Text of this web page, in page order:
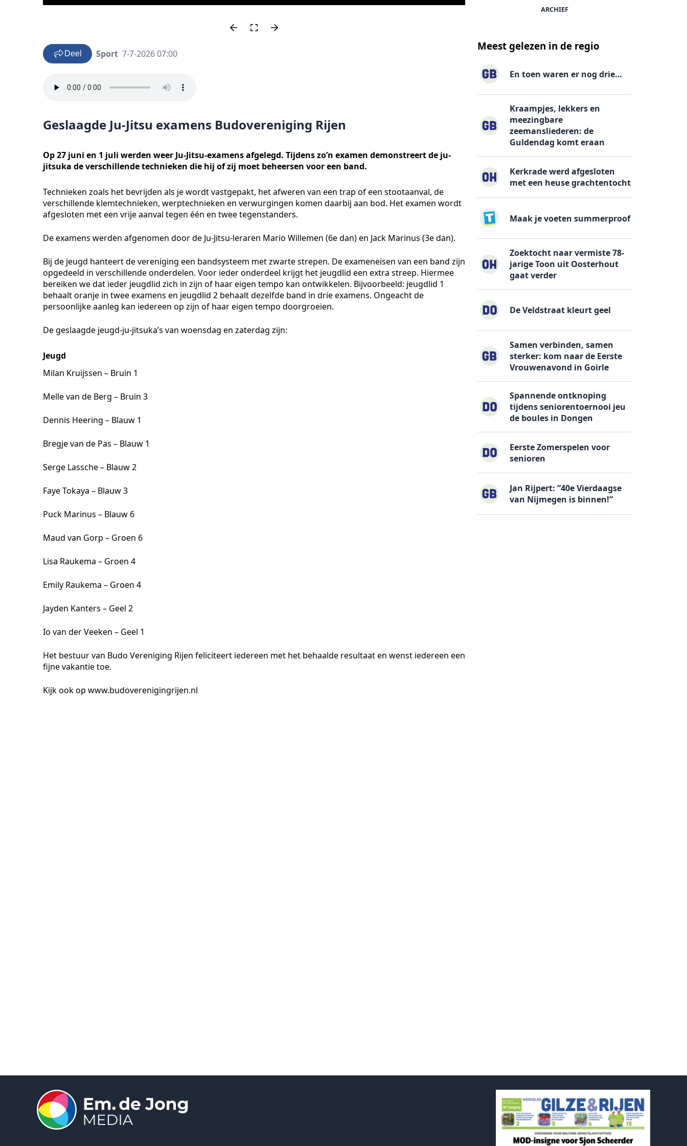
Deel Sport 7-7-2026 07:00
Geslaagde Ju-Jitsu examens Budovereniging Rijen
Op 27 juni en 1 juli werden weer Ju-Jitsu-examens afgelegd. Tijdens zo’n examen demonstreert de ju-
jitsuka de verschillende technieken die hij of zij moet beheersen voor een band.
Technieken zoals het bevrijden als je wordt vastgepakt, het afweren van een trap of een stootaanval, de
verschillende klemtechnieken, werptechnieken en verwurgingen komen daarbij aan bod. Het examen wordt
afgesloten met een vrije aanval tegen één en twee tegenstanders.
De examens werden afgenomen door de Ju-Jitsu-leraren Mario Willemen (6e dan) en Jack Marinus (3e dan).
Bij de jeugd hanteert de vereniging een bandsysteem met zwarte strepen. De exameneisen van een band zijn
opgedeeld in verschillende onderdelen. Voor ieder onderdeel krijgt het jeugdlid een extra streep. Hiermee
bereiken we dat ieder jeugdlid zich in zijn of haar eigen tempo kan ontwikkelen. Bijvoorbeeld: jeugdlid 1
behaalt oranje in twee examens en jeugdlid 2 behaalt dezelfde band in drie examens. Ongeacht de
persoonlijke aanleg kan iedereen op zijn of haar eigen tempo doorgroeien.
De geslaagde jeugd-ju-jitsuka’s van woensdag en zaterdag zijn:
Jeugd
Milan Kruijssen – Bruin 1
Melle van de Berg – Bruin 3
Dennis Heering – Blauw 1
Bregje van de Pas – Blauw 1
Serge Lassche – Blauw 2
Faye Tokaya – Blauw 3
Puck Marinus – Blauw 6
Maud van Gorp – Groen 6
Lisa Raukema – Groen 4
Emily Raukema – Groen 4
Jayden Kanters – Geel 2
Io van der Veeken – Geel 1
Het bestuur van Budo Vereniging Rijen feliciteert iedereen met het behaalde resultaat en wenst iedereen een
fijne vakantie toe.
Kijk ook op www.budoverenigingrijen.nl
ARCHIEF
Meest gelezen in de regio
En toen waren er nog drie…
Kraampjes, lekkers en
meezingbare
zeemansliederen: de
Guldendag komt eraan
Kerkrade werd afgesloten
met een heuse grachtentocht
Maak je voeten summerproof
Zoektocht naar vermiste 78-
jarige Toon uit Oosterhout
gaat verder
De Veldstraat kleurt geel
Samen verbinden, samen
sterker: kom naar de Eerste
Vrouwenavond in Goirle
Spannende ontknoping
tijdens seniorentoernooi jeu
de boules in Dongen
Eerste Zomerspelen voor
senioren
Jan Rijpert: “40e Vierdaagse
van Nijmegen is binnen!”